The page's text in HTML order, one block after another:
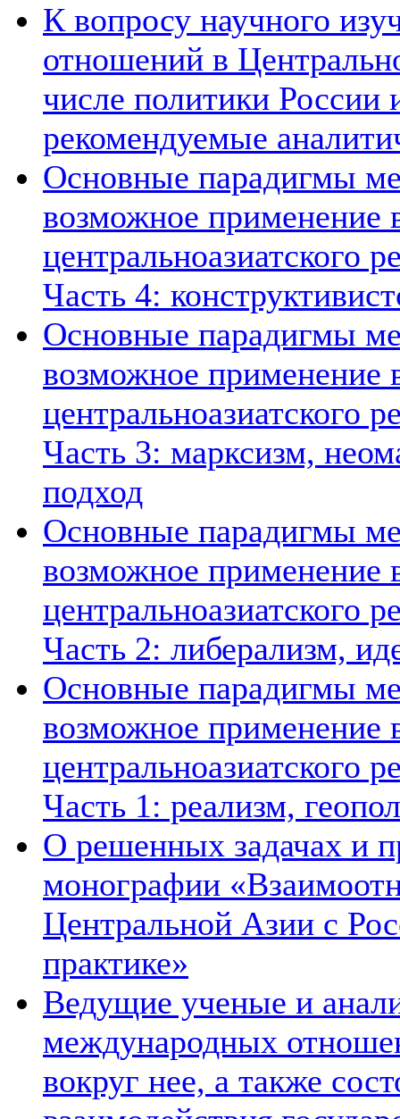
К вопросу научного
отношений в
числе политики России
рекомендуемые
Основные парадигмы
возможное применение
центральноазиатского
Часть 4:
Основные парадигмы
возможное применение
центральноазиатского
Часть 3: марксизм,
подход
Основные парадигмы
возможное применение
центральноазиатского
Часть 2: либерализм,
Основные парадигмы
возможное применение
центральноазиатского
Часть 1: реализм,
О решенных задачах и
монографии
Центральной Азии с
практике»
Ведущие ученые и
международных
вокруг нее, а также